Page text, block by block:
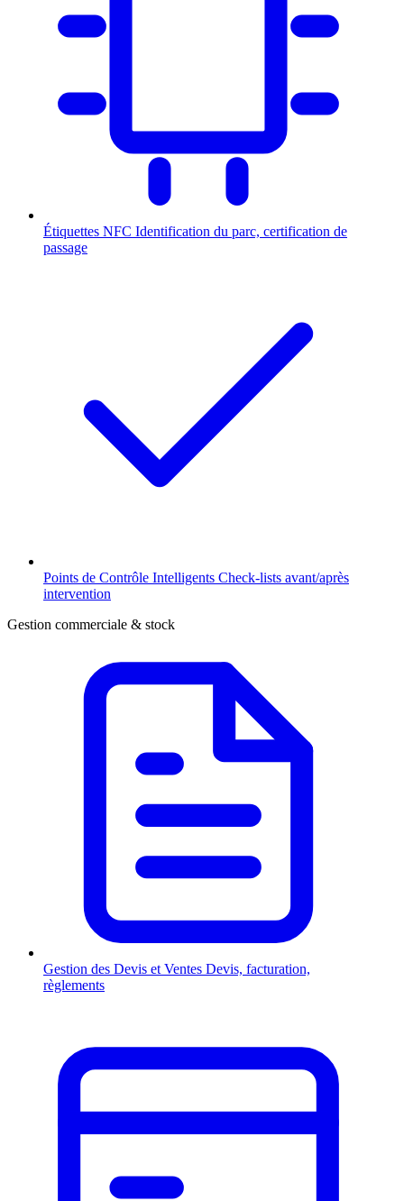
Étiquettes NFC Identification du parc, certification de
passage
Points de Contrôle Intelligents Check-lists avant/après
intervention
Gestion commerciale & stock
Gestion des Devis et Ventes Devis, facturation,
règlements